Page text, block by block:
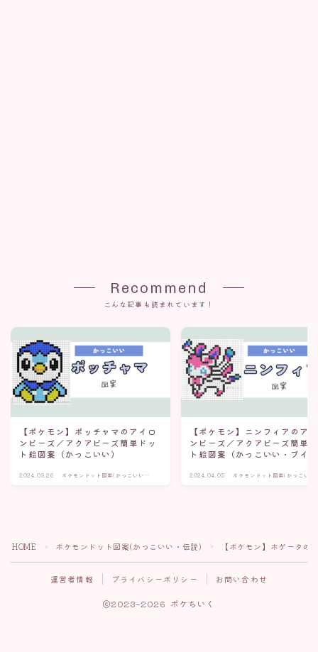
Recommend
こんな記事も読まれています！
【ポケモン】ポッチャマのアイロ
ンビーズ／アクアビーズ簡単ドッ
ト絵図案（かっこいい）
2024.03.26 ポケモンドット図案(かっこいい・
【ポケモン】ニンフィアのア
ンビーズ／アクアビーズ簡単
ト絵図案（かっこいい・ブイ
2024.04.05 ポケモンドット図案(かっこいい
HOME ＞ ポケモンドット図案(かっこいい・伝説) ＞ 【ポケモン】ホゲータ
運営者情報 プライバシーポリシー お問い合わせ
2023–2026 ポケちいく